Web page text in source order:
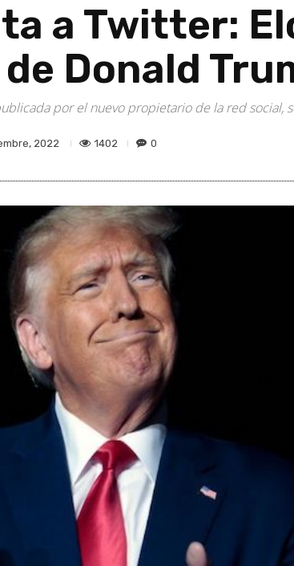
a Twitter:
Donald
por el nuevo propietario de la red
2022 1402 0